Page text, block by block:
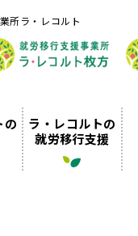
所ラ・レコルト
の
ラ・レコルトの
就労移行支援